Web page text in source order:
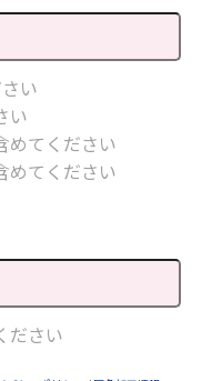
い
い
めてください
めてください
ださい